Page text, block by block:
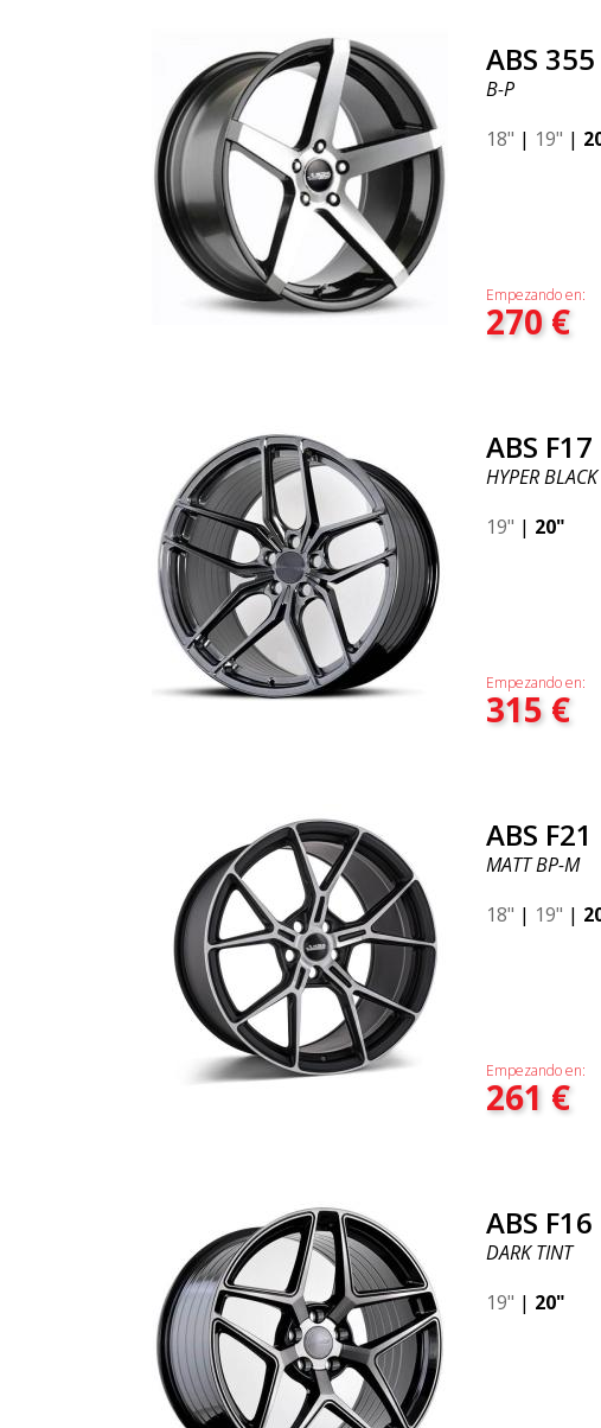
ABS 355
B-P
18" | 19" |
Empezando en:
270€
ABS F17
HYPER BLACK
19" | 20"
Empezando en:
315€
ABS F21
MATT BP-M
18" | 19" |
Empezando en:
261 €
ABS F16
DARK TINT
19" | 20"